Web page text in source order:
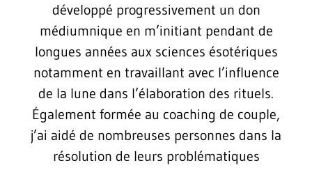
développé progressivement un don
médiumnique en m’initiant pendant de
longues années aux sciences ésotériques
notamment en travaillant avec l’influence
de la lune dans l’élaboration des rituels.
Également formée au coaching de couple,
j’ai aidé de nombreuses personnes dans la
résolution de leurs problématiques